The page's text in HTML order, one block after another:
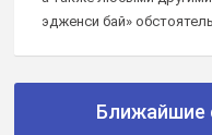
эдженси бай»
Ближайшие